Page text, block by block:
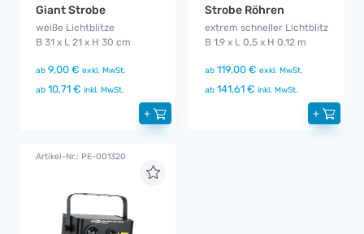
Giant Strobe
weiße Lichtblitze
B 31 x L 21 x H 30 cm
ab 9,00 € exkl. MwSt.
ab 10,71 € inkl. MwSt.
+
Strobe Röhren
extrem schneller Lichtblitz
B 1,9 x L 0,5 x H 0,12 m
ab 119,00 € exkl. MwSt.
ab 141,61 € inkl. MwSt.
+
Artikel-Nr.: PE-001320